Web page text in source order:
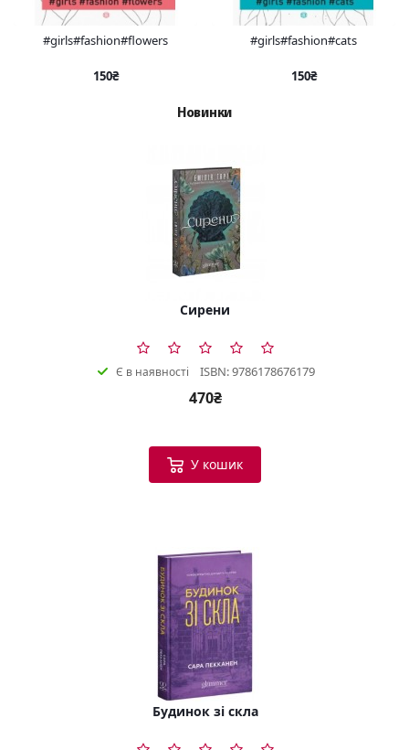
#girls#fashion#flowers
150₴
#girls#fashion#cats
150₴
Новинки
Сирени
Є в наявності ISBN: 9786178676179
470₴
У кошик
Будинок зі скла